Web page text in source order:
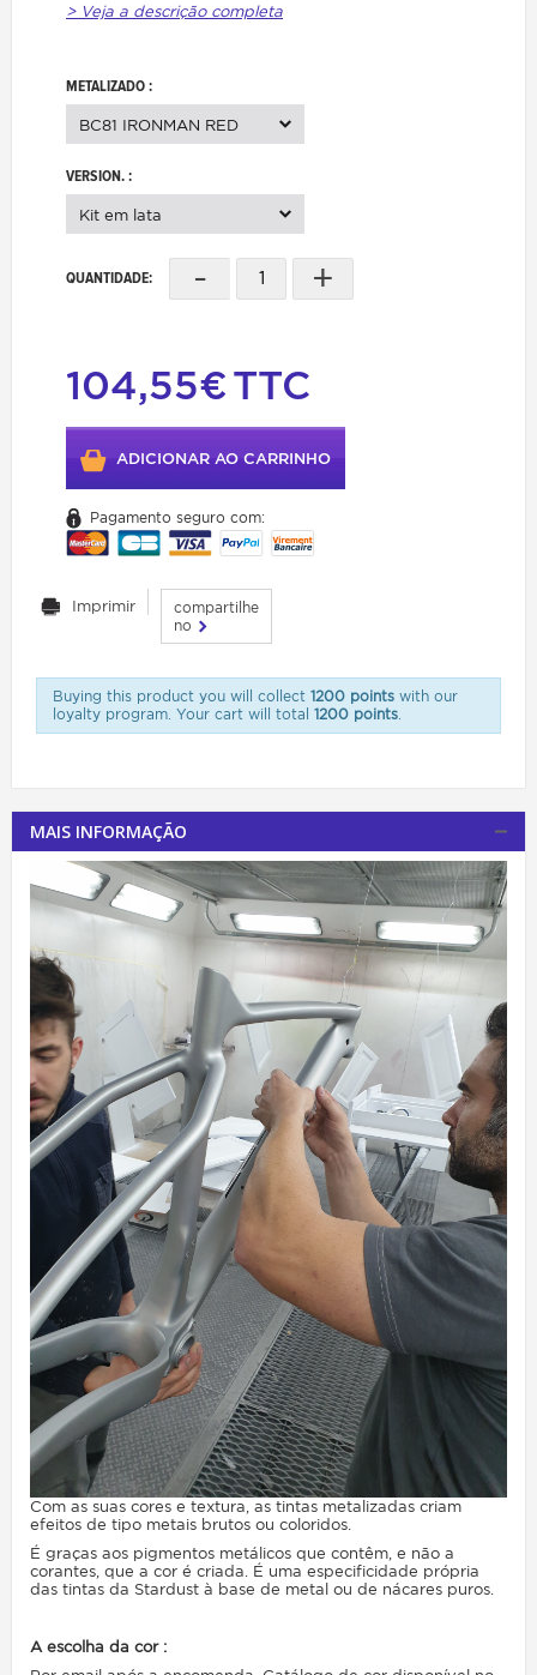
> Veja a descrição completa
METALIZADO :
BC81 IRONMAN RED
VERSION. :
Kit em lata
QUANTIDADE: - +
104,55€TTC
ADICIONAR AO CARRINHO
Pagamento seguro com:
Imprimir
compartilhe
no
Buying this product you will collect 1200 pointswith our
loyalty program. Your cart will total 1200 points.
MAIS INFORMAÇÃO
Com as suas cores e textura, as tintas metalizadas criam
efeitos de tipo metais brutos ou coloridos.
É graças aos pigmentos metálicos que contêm, e não a
corantes, que a cor é criada. É uma especificidade própria
das tintas da Stardust à base de metal ou de nácares puros.
A escolha da cor :